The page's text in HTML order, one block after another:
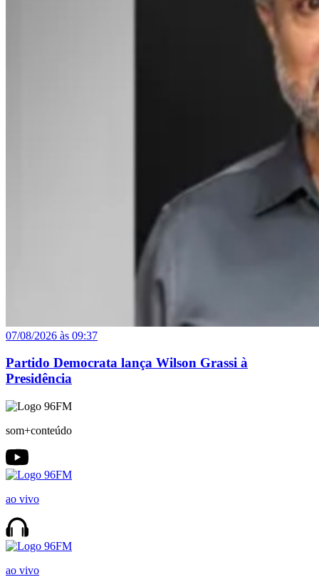
07/08/2026 às 09:37
Partido Democrata lança Wilson Grassi à
Presidência
som+conteúdo
ao vivo
ao vivo